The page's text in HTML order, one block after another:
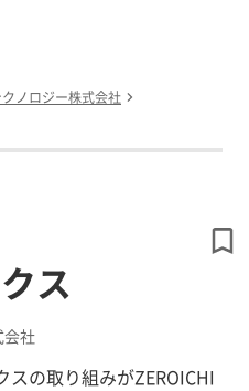
ノロジー株式会社
ス
会社
の取り組みがZEROICHI